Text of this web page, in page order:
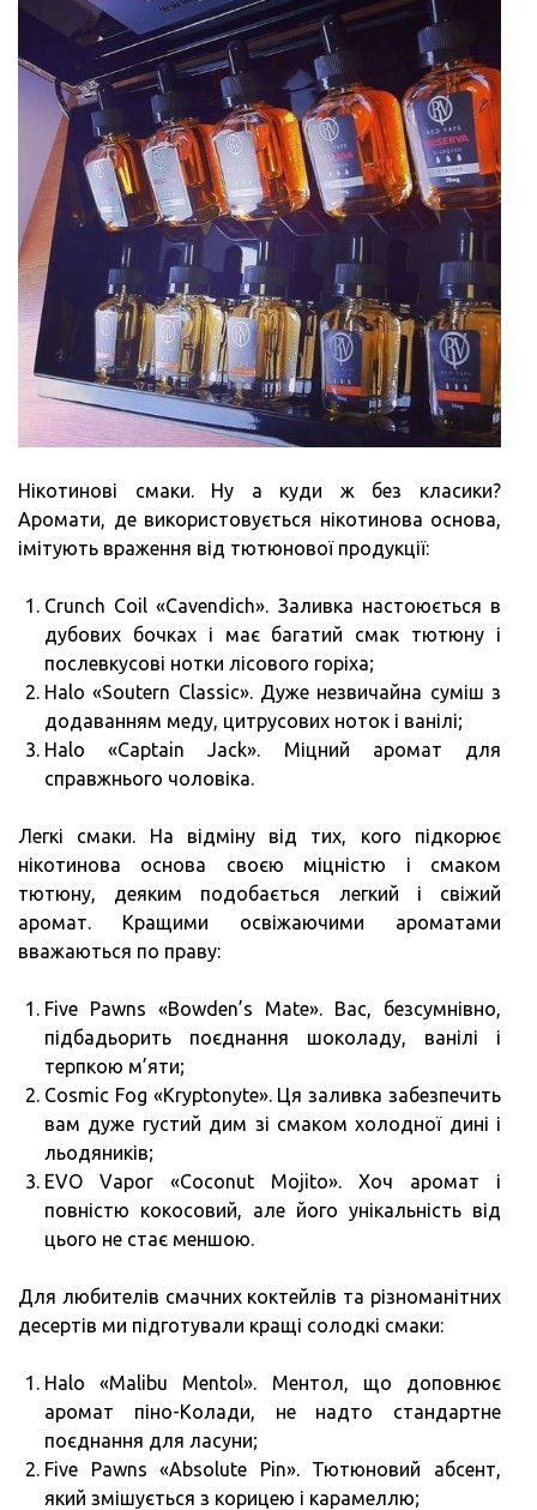
Нікотинові смаки. Ну а куди ж без класики?
Аромати, де використовується нікотинова основа,
імітують враження від тютюнової продукції:
Crunch Coil «Cavendich». Заливка настоюється в
дубових бочках і має багатий смак тютюну і
послевкусові нотки лісового горіха;
Halo «Soutern Classic». Дуже незвичайна суміш з
додаванням меду, цитрусових ноток і ванілі;
Halo «Captain Jack». Міцний аромат для
справжнього чоловіка.
Легкі смаки. На відміну від тих, кого підкорює
нікотинова основа своєю міцністю і смаком
тютюну, деяким подобається легкий і свіжий
аромат. Кращими освіжаючими ароматами
вважаються по праву:
Five Pawns «Bowden’s Mate». Вас, безсумнівно,
підбадьорить поєднання шоколаду, ванілі і
терпкою м’яти;
Cosmic Fog «Kryptonyte». Ця заливка забезпечить
вам дуже густий дим зі смаком холодної дині і
льодяників;
EVO Vapor «Coconut Mojito». Хоч аромат і
повністю кокосовий, але його унікальність від
цього не стає меншою.
Для любителів смачних коктейлів та різноманітних
десертів ми підготували кращі солодкі смаки:
Halo «Malibu Mentol». Ментол, що доповнює
аромат піно-Колади, не надто стандартне
поєднання для ласуни;
Five Pawns «Absolute Pin». Тютюновий абсент,
який змішується з корицею і карамеллю;